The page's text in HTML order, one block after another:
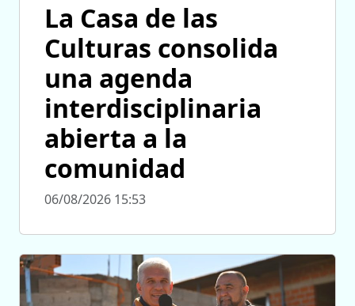
La Casa de las
Culturas consolida
una agenda
interdisciplinaria
abierta a la
comunidad
06/08/2026 15:53